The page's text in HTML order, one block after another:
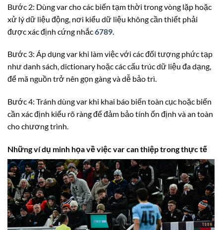
Bước 2: Dùng var cho các biến tạm thời trong vòng lặp hoặc
xử lý dữ liệu động, nơi kiểu dữ liệu không cần thiết phải
được xác định cứng nhắc6789
Bước 3: Áp dụng var khi làm việc với các đối tượng phức tạp
như danh sách, dictionary hoặc các cấu trúc dữ liệu đa dạng,
để mã nguồn trở nên gọn gàng và dễ bảo trì.
Bước 4: Tránh dùng var khi khai báo biến toàn cục hoặc biến
cần xác định kiểu rõ ràng để đảm bảo tính ổn định và an toàn
cho chương trình.
Những ví dụ minh họa về việc var can thiệp trong thực tế